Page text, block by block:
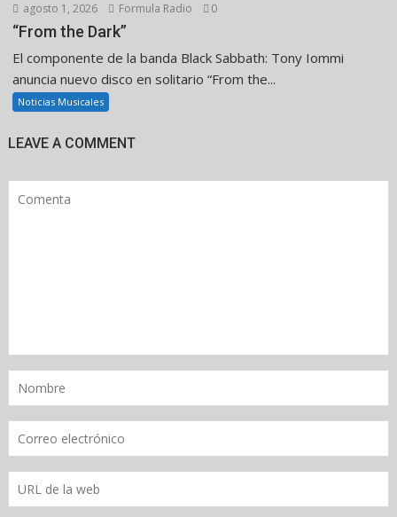
agosto 1, 2026 Formula Radio 0
“From the Dark”
El componente de la banda Black Sabbath: Tony Iommi
anuncia nuevo disco en solitario “From the...
Noticias Musicales
LEAVE A COMMENT